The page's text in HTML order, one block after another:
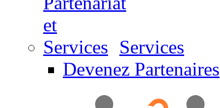
Services
Devenez Partenaires